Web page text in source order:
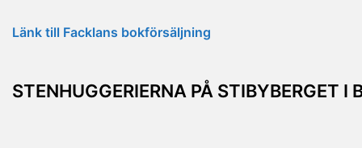
Länk till Facklans bokförsäljning
STENHUGGERIERNA PÅ STIBYBERGET